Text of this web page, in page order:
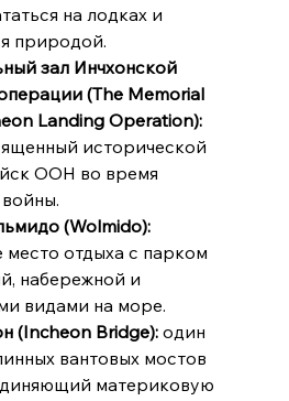
на лодках и
природой.
зал Инчхонской
(The Memorial
Landing Operation):
исторической
ООН во время
(Wolmido):
место отдыха с парком
набережной и
видами на море.
(Incheon Bridge): один
вантовых мостов
материковую